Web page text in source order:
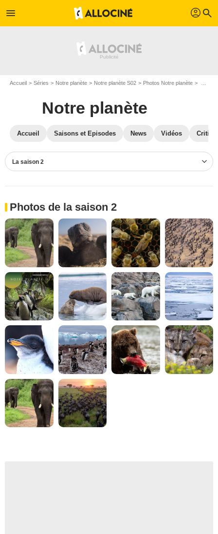
menu profil search
Accueil Séries Notre planète Notre planète S02 Photos Notre planète
Notre planète
Accueil Saisons et Episodes News Vidéos
La saison 2
Photos de la saison 2